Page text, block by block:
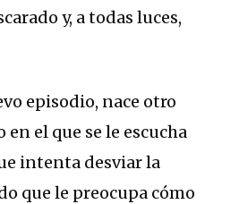
y, a todas luces,
episodio, nace otro
el que se le escucha
intenta desviar la
que le preocupa cómo